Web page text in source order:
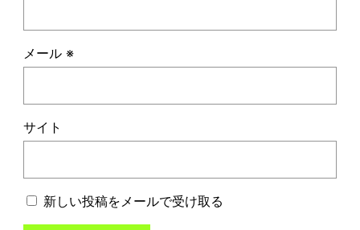
メール ※
サイト
新しい投稿をメールで受け取る